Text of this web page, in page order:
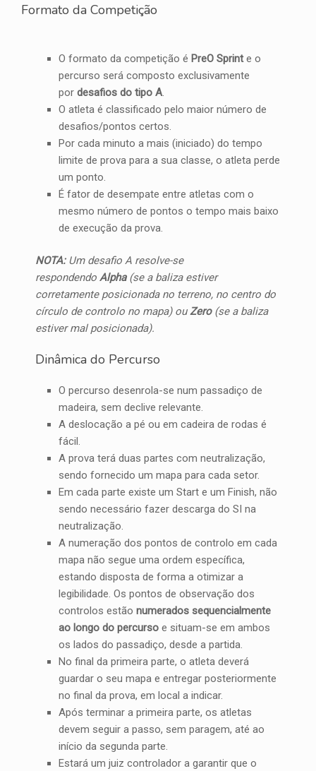
Formato da Competição
O formato da competição é PreO Sprinte o
percurso será composto exclusivamente
por desafios do tipo A.
O atleta é classificado pelo maior número de
desafios/pontos certos.
Por cada minuto a mais (iniciado) do tempo
limite de prova para a sua classe, o atleta perde
um ponto.
É fator de desempate entre atletas com o
mesmo número de pontos o tempo mais baixo
de execução da prova.
NOTA:Um desafio A resolve-se
respondendo Alpha(se a baliza estiver
corretamente posicionada no terreno, no centro do
círculo de controlo no mapa) ouZero(se a baliza
estiver mal posicionada).
Dinâmica do Percurso
O percurso desenrola-se num passadiço de
madeira, sem declive relevante.
A deslocação a pé ou em cadeira de rodas é
fácil.
A prova terá duas partes com neutralização,
sendo fornecido um mapa para cada setor.
Em cada parte existe um Start e um Finish, não
sendo necessário fazer descarga do SI na
neutralização.
A numeração dos pontos de controlo em cada
mapa não segue uma ordem específica,
estando disposta de forma a otimizar a
legibilidade. Os pontos de observação dos
controlos estão numerados sequencialmente
ao longo do percursoe situam-se em ambos
os lados do passadiço, desde a partida.
No final da primeira parte, o atleta deverá
guardar o seu mapa e entregar posteriormente
no final da prova, em local a indicar.
Após terminar a primeira parte, os atletas
devem seguir a passo, sem paragem, até ao
início da segunda parte.
Estará um juiz controlador a garantir que o